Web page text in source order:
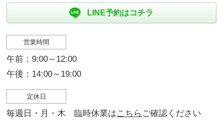
LINE予約はコチラ
営業時間
午前：9:00～12:00
午後：14:00～19:00
定休日
毎週日・月・木 臨時休業はこちら ご確認ください